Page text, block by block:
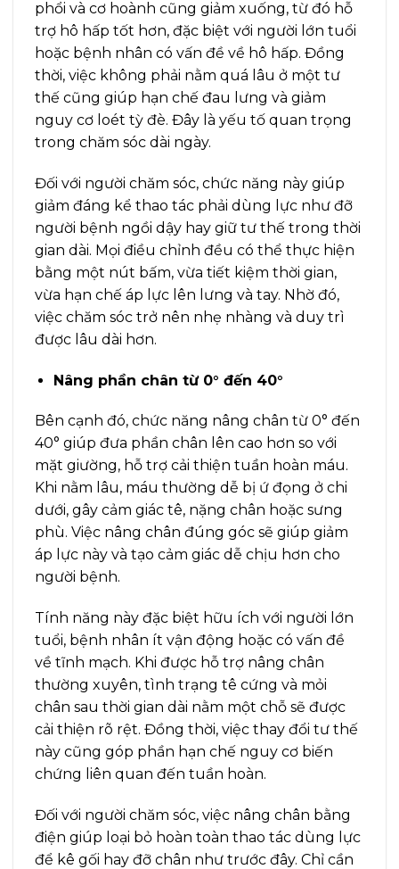
phổi và cơ hoành cũng giảm xuống, từ đó hỗ
trợ hô hấp tốt hơn, đặc biệt với người lớn tuổi
hoặc bệnh nhân có vấn đề về hô hấp. Đồng
thời, việc không phải nằm quá lâu ở một tư
thế cũng giúp hạn chế đau lưng và giảm
nguy cơ loét tỳ đè. Đây là yếu tố quan trọng
trong chăm sóc dài ngày.
Đối với người chăm sóc, chức năng này giúp
giảm đáng kể thao tác phải dùng lực như đỡ
người bệnh ngồi dậy hay giữ tư thế trong thời
gian dài. Mọi điều chỉnh đều có thể thực hiện
bằng một nút bấm, vừa tiết kiệm thời gian,
vừa hạn chế áp lực lên lưng và tay. Nhờ đó,
việc chăm sóc trở nên nhẹ nhàng và duy trì
được lâu dài hơn.
Nâng phần chân từ 0° đến 40°
Bên cạnh đó, chức năng nâng chân từ 0° đến
40° giúp đưa phần chân lên cao hơn so với
mặt giường, hỗ trợ cải thiện tuần hoàn máu.
Khi nằm lâu, máu thường dễ bị ứ đọng ở chi
dưới, gây cảm giác tê, nặng chân hoặc sưng
phù. Việc nâng chân đúng góc sẽ giúp giảm
áp lực này và tạo cảm giác dễ chịu hơn cho
người bệnh.
Tính năng này đặc biệt hữu ích với người lớn
tuổi, bệnh nhân ít vận động hoặc có vấn đề
về tĩnh mạch. Khi được hỗ trợ nâng chân
thường xuyên, tình trạng tê cứng và mỏi
chân sau thời gian dài nằm một chỗ sẽ được
cải thiện rõ rệt. Đồng thời, việc thay đổi tư thế
này cũng góp phần hạn chế nguy cơ biến
chứng liên quan đến tuần hoàn.
Đối với người chăm sóc, việc nâng chân bằng
điện giúp loại bỏ hoàn toàn thao tác dùng lực
để kê gối hay đỡ chân như trước đây. Chỉ cần